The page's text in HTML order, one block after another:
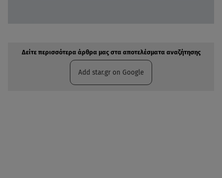
Δείτε περισσότερα άρθρα μας στα αποτελέσματα αναζήτησης
Add star.gr on Google